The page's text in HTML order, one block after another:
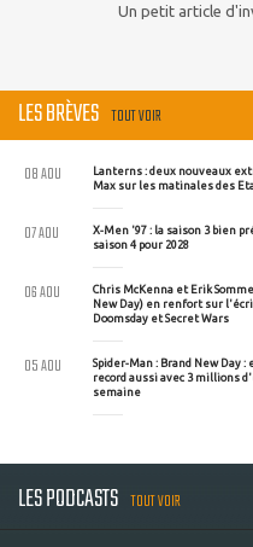
Un petit article
LES BRÈVES TOUT VOIR
Lanterns : deux nouveaux
Max sur les matinales des
08 AOU
X-Men '97 : la saison 3 bien
saison 4 pour 2028
07 AOU
Chris McKenna et Erik
New Day) en renfort sur
Doomsday et Secret Wars
06 AOU
Spider-Man : Brand New Day :
record aussi avec 3 millions
semaine
05 AOU
LES PODCASTS TOUT VOIR